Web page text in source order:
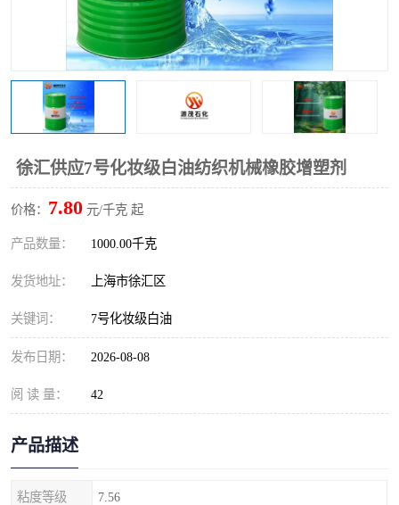
徐汇供应7号化妆级白油纺织机械橡胶增塑剂
价格： 7.80 元/千克 起
产品数量： 1000.00千克
发货地址： 上海市徐汇区
关键词： 7号化妆级白油
发布日期： 2026-08-08
阅 读 量： 42
产品描述
粘度等级 7.56